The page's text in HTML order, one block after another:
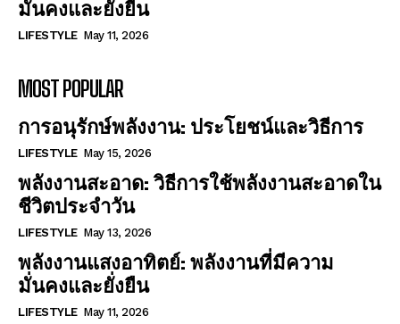
มั่นคงและยั่งยืน
LIFESTYLE May 11, 2026
MOST POPULAR
การอนุรักษ์พลังงาน: ประโยชน์และวิธีการ
LIFESTYLE May 15, 2026
พลังงานสะอาด: วิธีการใช้พลังงานสะอาดใน
ชีวิตประจำวัน
LIFESTYLE May 13, 2026
พลังงานแสงอาทิตย์: พลังงานที่มีความ
มั่นคงและยั่งยืน
LIFESTYLE May 11, 2026